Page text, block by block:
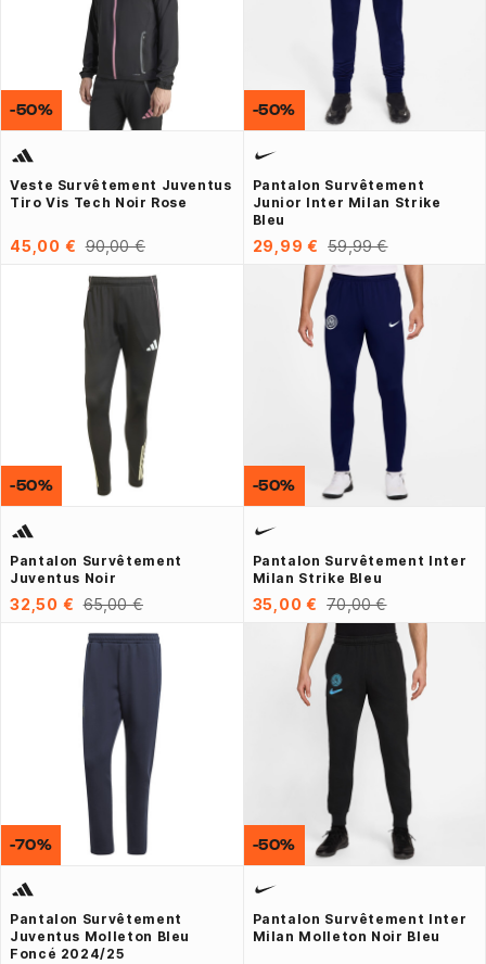
Veste Survêtement Juventus
Tiro Vis Tech Noir Rose
45,00 € 90,00 €
-50%
Pantalon Survêtement
Junior Inter Milan Strike
Bleu
29,99 € 59,99 €
-50%
Pantalon Survêtement
Juventus Noir
32,50 € 65,00 €
-50%
Pantalon Survêtement Inter
Milan Strike Bleu
35,00 € 70,00 €
-50%
Pantalon Survêtement
Juventus Molleton Bleu
Foncé 2024/25
-70%
Pantalon Survêtement Inter
Milan Molleton Noir Bleu
-50%